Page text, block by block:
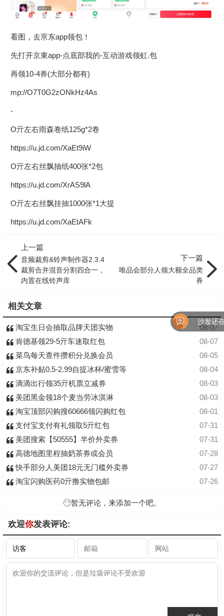
看图，去亰东app领包！
先打开京東app-点底部我的-互动游戏领虹.包
再领10-4券(大部分都有)
mp://O7T0G2zONkHz4As
-
O亓左右雨森卷纸125g*2卷
https://u.jd.com/XaEt9iW
O亓左右丝飘抽纸400张*2包
https://u.jd.com/XrAS9lA
O亓左右丝飘挂抽1000张*1大提
https://u.jd.com/XaEtAFk
上一篇
音频裁剪&铃声制作器2.3.4
裁剪合并混音分割四合一，
内置在线铃声库
下一篇
唯品会部分人领大额全品类
券
相关文章
08-07
淘宝生日会抽取品牌天团实物
08-07
肯德基领29-5亓车速取红包
08-05
菜鸟每天查件攒积分兑换会员
08-04
京东补贴0.5-2.99自提冰杯/蜜雪等
08-03
滴滴出行领35亓机票立减券
08-03
美团黑金领18个麦当劳冰淇淋
08-01
淘宝顶部闪购搜60666领闪购红包
07-31
支付宝支付有礼领取5亓红包
07-31
美团搜索【50555】半价外卖券
07-28
高德地图里程抽奶茶券或会员
07-27
快手部分人美团18元无门槛外卖券
07-26
淘宝闪购医药0亓撸实物包邮
暂无评论，来添加一个吧。
欢迎你发表评论:
沙发还